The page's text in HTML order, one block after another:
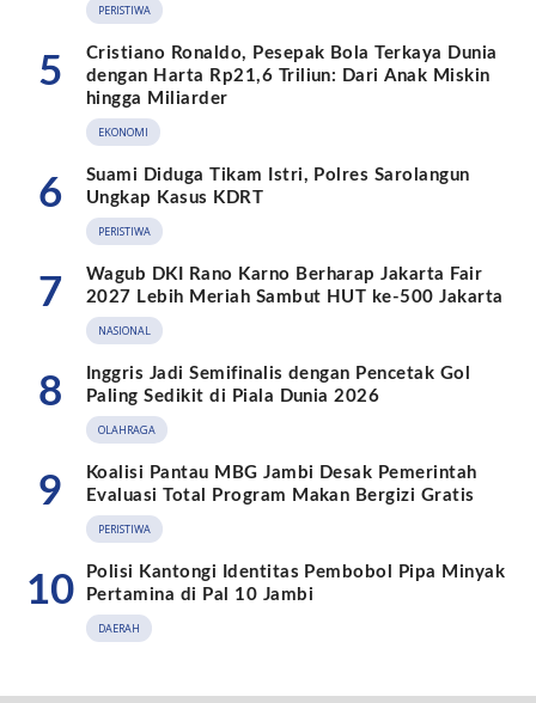
PERISTIWA
5
Cristiano Ronaldo, Pesepak Bola Terkaya Dunia
dengan Harta Rp21,6 Triliun: Dari Anak Miskin
hingga Miliarder
EKONOMI
6
Suami Diduga Tikam Istri, Polres Sarolangun
Ungkap Kasus KDRT
PERISTIWA
7
Wagub DKI Rano Karno Berharap Jakarta Fair
2027 Lebih Meriah Sambut HUT ke-500 Jakarta
NASIONAL
8
Inggris Jadi Semifinalis dengan Pencetak Gol
Paling Sedikit di Piala Dunia 2026
OLAHRAGA
9
Koalisi Pantau MBG Jambi Desak Pemerintah
Evaluasi Total Program Makan Bergizi Gratis
PERISTIWA
10
Polisi Kantongi Identitas Pembobol Pipa Minyak
Pertamina di Pal 10 Jambi
DAERAH